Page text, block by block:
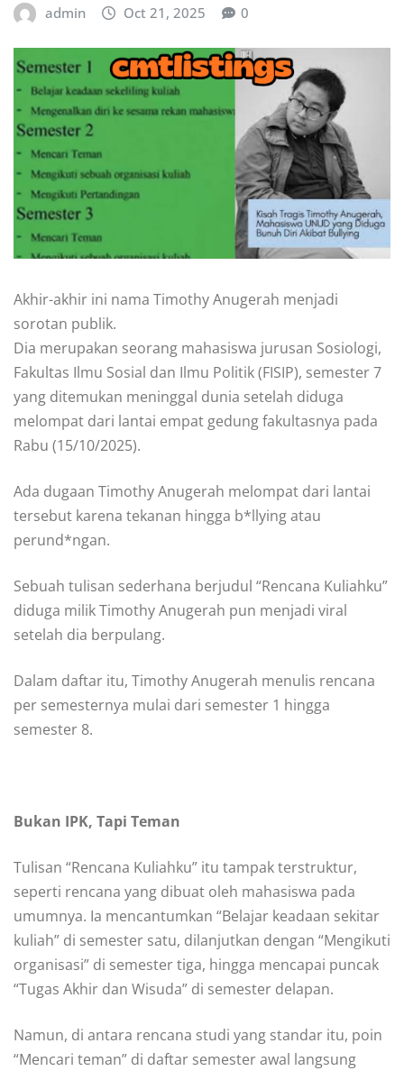
admin Oct 21, 2025 0
Akhir-akhir ini nama Timothy Anugerah menjadi
sorotan publik.
Dia merupakan seorang mahasiswa jurusan Sosiologi,
Fakultas Ilmu Sosial dan Ilmu Politik (FISIP), semester 7
yang ditemukan meninggal dunia setelah diduga
melompat dari lantai empat gedung fakultasnya pada
Rabu (15/10/2025).
Ada dugaan Timothy Anugerah melompat dari lantai
tersebut karena tekanan hingga b*llying atau
perund*ngan.
Sebuah tulisan sederhana berjudul “Rencana Kuliahku”
diduga milik Timothy Anugerah pun menjadi viral
setelah dia berpulang.
Dalam daftar itu, Timothy Anugerah menulis rencana
per semesternya mulai dari semester 1 hingga
semester 8.
Bukan IPK, Tapi Teman
Tulisan “Rencana Kuliahku” itu tampak terstruktur,
seperti rencana yang dibuat oleh mahasiswa pada
umumnya. Ia mencantumkan “Belajar keadaan sekitar
kuliah” di semester satu, dilanjutkan dengan “Mengikuti
organisasi” di semester tiga, hingga mencapai puncak
“Tugas Akhir dan Wisuda” di semester delapan.
Namun, di antara rencana studi yang standar itu, poin
“Mencari teman” di daftar semester awal langsung